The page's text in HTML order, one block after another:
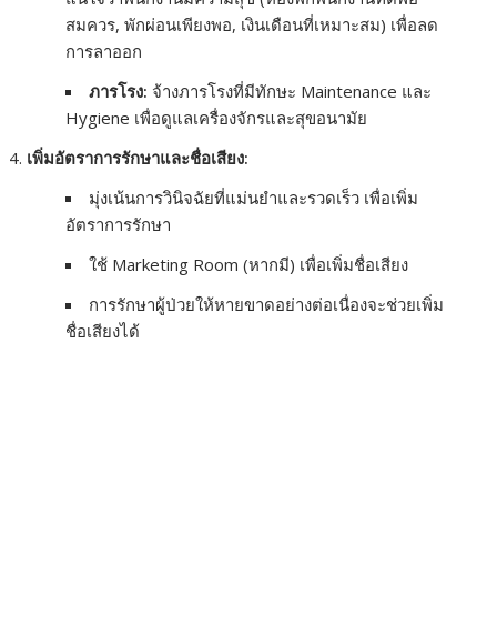
สมควร, พักผ่อนเพียงพอ, เงินเดือนที่เหมาะสม) เพื่อลด
การลาออก
ภารโรง: จ้างภารโรงที่มีทักษะ Maintenance และ
Hygiene เพื่อดูแลเครื่องจักรและสุขอนามัย
เพิ่มอัตราการรักษาและชื่อเสียง:
มุ่งเน้นการวินิจฉัยที่แม่นยำและรวดเร็ว เพื่อเพิ่ม
อัตราการรักษา
ใช้ Marketing Room (หากมี) เพื่อเพิ่มชื่อเสียง
การรักษาผู้ป่วยให้หายขาดอย่างต่อเนื่องจะช่วยเพิ่ม
ชื่อเสียงได้